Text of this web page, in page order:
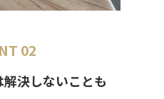
02
決しないことも